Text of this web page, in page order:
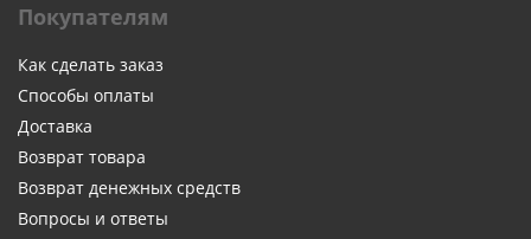
Покупателям
Как сделать заказ
Способы оплаты
Доставка
Возврат товара
Возврат денежных средств
Вопросы и ответы